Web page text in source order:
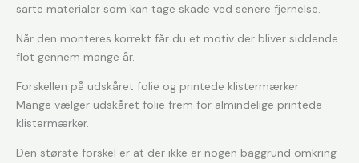
sarte materialer som kan tage skade ved senere fjernelse.
Når den monteres korrekt får du et motiv der bliver siddende
flot gennem mange år.
Forskellen på udskåret folie og printede klistermærker
Mange vælger udskåret folie frem for almindelige printede
klistermærker.
Den største forskel er at der ikke er nogen baggrund omkring